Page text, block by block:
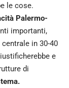
le cose.
Palermo-
importanti,
in 30-40
e
di